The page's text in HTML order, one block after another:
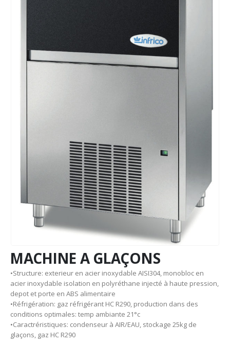
MACHINE A GLAÇONS
•Structure: exterieur en acier inoxydable AISI304, monobloc en
acier inoxydable isolation en polyréthane injecté à haute pression,
depot et porte en ABS alimentaire
•Réfrigération: gaz réfrigérant HC R290, production dans des
conditions optimales: temp ambiante 21°c
•Caractréristiques: condenseur à AIR/EAU, stockage 25kg de
glaçons, gaz HC R290